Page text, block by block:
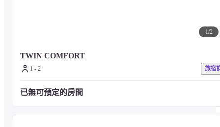
1/2
TWIN COMFORT
1 - 2 旅宿
已無可預定的房間